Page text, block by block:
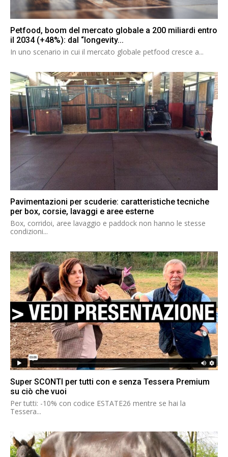
Petfood, boom del mercato globale a 200 miliardi entro
il 2034 (+48%): dal “longevity...
In uno scenario in cui il mercato globale petfood cresce a...
Pavimentazioni per scuderie: caratteristiche tecniche
per box, corsie, lavaggi e aree esterne
Box, corridoi, aree lavaggio e paddock non hanno le stesse
condizioni...
Super SCONTI per tutti con e senza Tessera Premium
su ciò che vuoi
Per tutti: -10% con codice ESTATE26 mentre se hai la
Tessera...